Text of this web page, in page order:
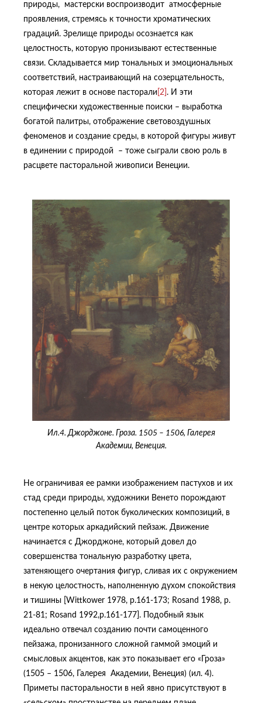
природы, мастерски воспроизводит атмосферные
проявления, стремясь к точности хроматических
градаций. Зрелище природы осознается как
целостность, которую пронизывают естественные
связи. Складывается мир тональных и эмоциональных
соответствий, настраивающий на созерцательность,
которая лежит в основе пасторали [2] . И эти
специфически художественные поиски – выработка
богатой палитры, отображение световоздушных
феноменов и создание среды, в которой фигуры живут
в единении с природой – тоже сыграли свою роль в
расцвете пасторальной живописи Венеции.
Ил.4. Джорджоне. Гроза. 1505 – 1506, Галерея
Академии, Венеция.
Не ограничивая ее рамки изображением пастухов и их
стад среди природы, художники Венето порождают
постепенно целый поток буколических композиций, в
центре которых аркадийский пейзаж. Движение
начинается с Джорджоне, который довел до
совершенства тональную разработку цвета,
затеняющего очертания фигур, сливая их с окружением
в некую целостность, наполненную духом спокойствия
и тишины [Wittkower 1978, p.161-173; Rosand 1988, p.
21-81; Rosand 1992,p.161-177]. Подобный язык
идеально отвечал созданию почти самоценного
пейзажа, пронизанного сложной гаммой эмоций и
смысловых акцентов, как это показывает его «Гроза»
(1505 – 1506, Галерея Академии, Венеция) (ил. 4).
Приметы пасторальности в ней явно присутствуют в